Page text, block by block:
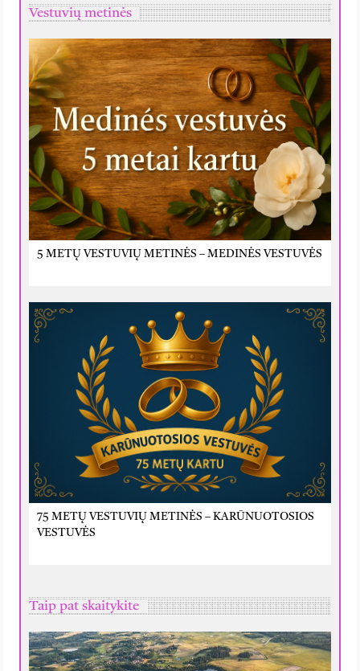
Vestuvių metinės
5 METŲ VESTUVIŲ METINĖS – MEDINĖS VESTUVĖS
75 METŲ VESTUVIŲ METINĖS – KARŪNUOTOSIOS
VESTUVĖS
Taip pat skaitykite